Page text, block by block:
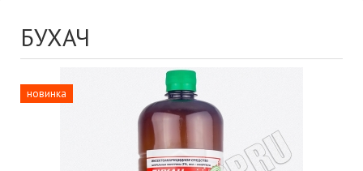
БУХАЧ
новинка